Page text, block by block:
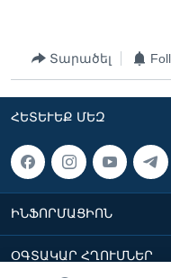
Տարածել
ՀԵՏԵՒԵՔ ՄԵԶ
ԻՆՖՈՐՄԱՑԻՈՆ
ՕԳՏԱԿԱՐ ՀՂՈՒՄՆԵՐ